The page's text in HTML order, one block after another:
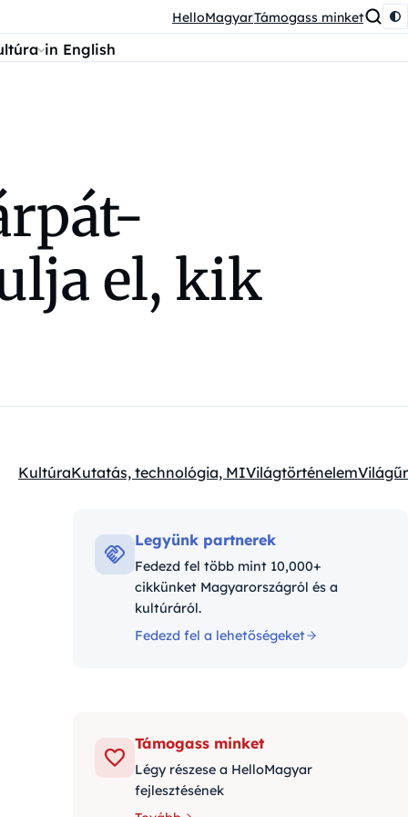
HelloMagyarTámogass minket
in English
el, kik
Kategóriák:
KultúraKutatás, technológia, MIVilágtörténelemVilágűr
Legyünk partnerek
Fedezd fel több mint 10,000+
cikkünket Magyarországról és a
kultúráról.
Fedezd fel a lehetőségeket
Támogass minket
Légy részese a HelloMagyar
fejlesztésének